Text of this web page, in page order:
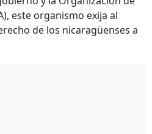
este organismo exija al
de los nicaragüenses a